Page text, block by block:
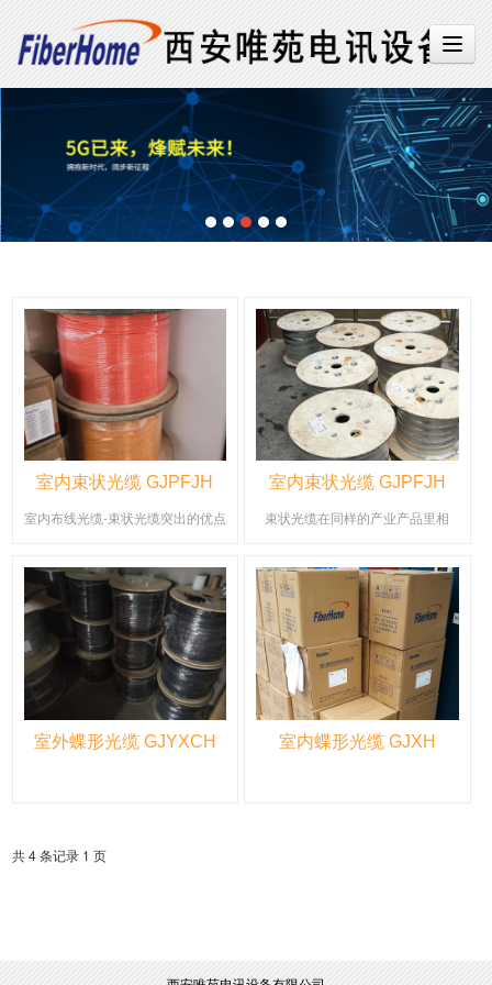
室内束状光缆 GJPFJH
室内布线光缆-束状光缆突出的优点
看，束状光缆在低损耗区的频带宽
度也可达30000GHz，也就是说，
用此光纤作为导线，将会大大的提
高人民群众的网络信息交流水平。
室内束状光缆 GJPFJH
束状光缆在同样的产业产品里相
样说，是因为束状光缆在传输中，
因为不需要像干线一样进行均衡，
这样低的损耗，也是光纤能传输距
离非常远的条件。
室外蝶形光缆 GJYXCH 室内蝶形光缆 GJXH
共 4 条记录 1 页